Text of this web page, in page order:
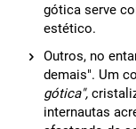
gótica serve
estético.
Outros, no
demais". Um
gótica",
internautas